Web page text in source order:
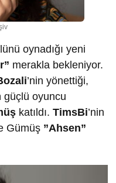
oynadığı yeni
merakla bekleniyor.
’nin yönettiği,
güçlü oyuncu
katıldı. TimsBi’nin
Gümüş ”Ahsen”